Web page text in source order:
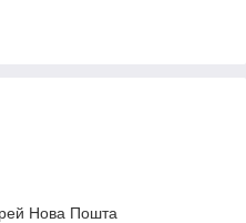
Нова Пошта